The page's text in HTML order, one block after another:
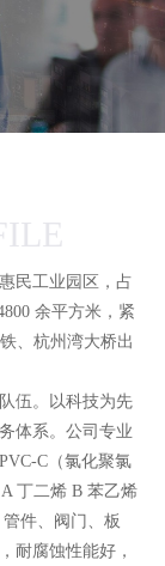
惠民工业园区，占
余平方米，紧
、杭州湾大桥出
队伍。以科技为先
体系。公司专业
C（氯化聚氯
丁二烯 B 苯乙烯
件、阀门、板
耐腐蚀性能好，